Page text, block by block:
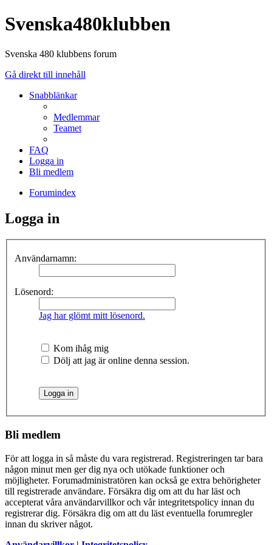
Svenska480klubben
Svenska 480 klubbens forum
Gå direkt till innehåll
Snabblänkar
Medlemmar
Teamet
FAQ
Logga in
Bli medlem
Forumindex
Logga in
Användarnamn:
Lösenord:
Jag har glömt mitt lösenord.
Kom ihåg mig
Dölj att jag är online denna session.
Bli medlem
För att logga in så måste du vara registrerad. Registreringen tar bara
någon minut men ger dig nya och utökade funktioner och
möjligheter. Forumadministratören kan också ge extra behörigheter
till registrerade användare. Försäkra dig om att du har läst och
accepterat våra användarvillkor och vår integritetspolicy innan du
registrerar dig. Försäkra dig om att du läst eventuella forumregler
innan du skriver något.